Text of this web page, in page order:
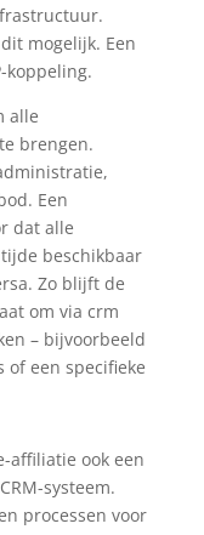
mogelijk. Een
koppeling.
alle
brengen.
Een
dat alle
beschikbaar
Zo blijft de
om via crm
– bijvoorbeeld
of een specifieke
affiliatie ook een
systeem.
processen voor